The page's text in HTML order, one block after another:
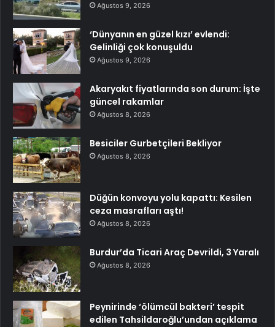
Ağustos 9, 2026
‘Dünyanın en güzel kızı’ evlendi:
Gelinliği çok konuşuldu
Ağustos 9, 2026
Akaryakıt fiyatlarında son durum: İşte
güncel rakamlar
Ağustos 8, 2026
Besiciler Gurbetçileri Bekliyor
Ağustos 8, 2026
Düğün konvoyu yolu kapattı: Kesilen
ceza masrafları aştı!
Ağustos 8, 2026
Burdur’da Ticari Araç Devrildi, 3 Yaralı
Ağustos 8, 2026
Peynirinde ‘ölümcül bakteri’ tespit
edilen Tahsildaroğlu’undan açıklama